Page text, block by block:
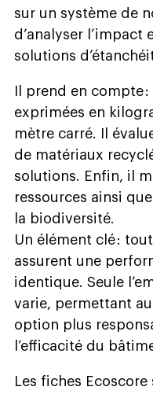
sur un système de
d’analyser l’impact
solutions
Il prend en compte
exprimées en
mètre carré. Il
de matériaux
solutions. Enfin, il
ressources ainsi
la biodiversité.
Un élément clé :
assurent une
identique. Seule
varie, permettant
option plus
l’efficacité du
Les fiches